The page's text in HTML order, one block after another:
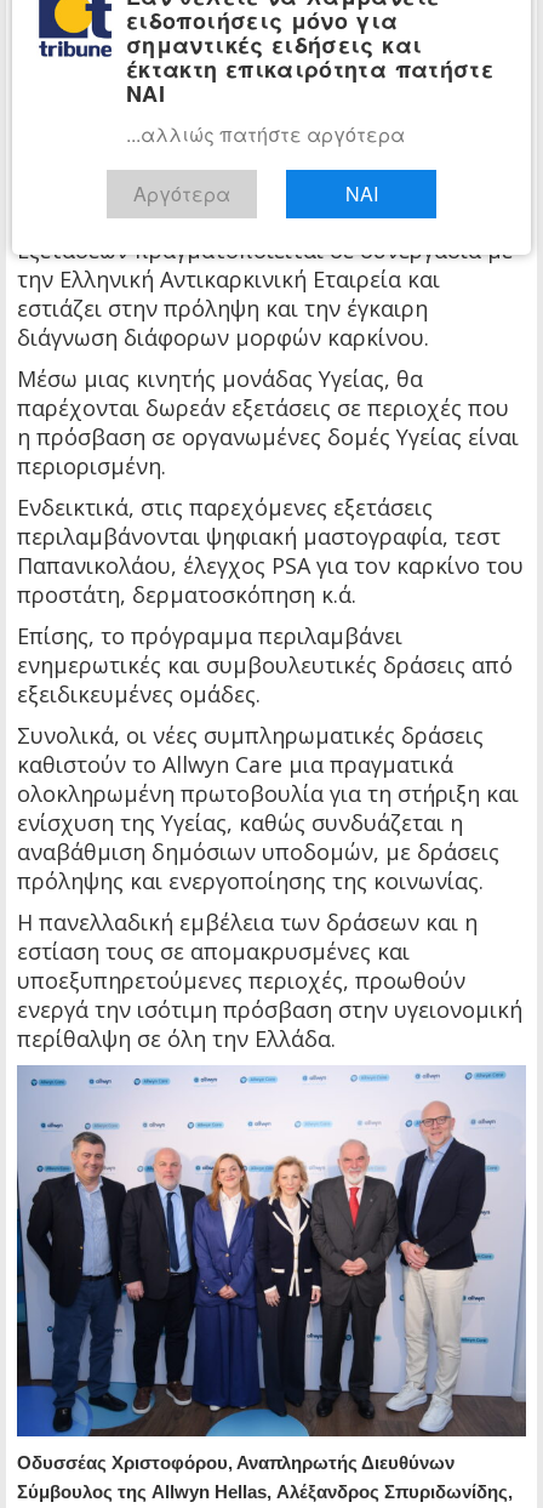
αποθεμάτων αίματος και την αύξηση των
εθελοντών δοτών μυελού των οστών. Στόχος
είναι η ενημέρωση και ευαισθητοποίηση -ιδίως
της νέας γενιάς- και η διαμόρφωση μιας
σταθερής κουλτούρας προσφοράς και
εθελοντισμού.
Το Πρόγραμμα Προληπτικών Αντικαρκινικών
Εξετάσεων πραγματοποιείται σε συνεργασία με
την Ελληνική Αντικαρκινική Εταιρεία και
εστιάζει στην πρόληψη και την έγκαιρη
διάγνωση διάφορων μορφών καρκίνου.
Μέσω μιας κινητής μονάδας Υγείας, θα
παρέχονται δωρεάν εξετάσεις σε περιοχές που
η πρόσβαση σε οργανωμένες δομές Υγείας είναι
περιορισμένη.
Ενδεικτικά, στις παρεχόμενες εξετάσεις
περιλαμβάνονται ψηφιακή μαστογραφία, τεστ
Παπανικολάου, έλεγχος PSA για τον καρκίνο του
προστάτη, δερματοσκόπηση κ.ά.
Επίσης, το πρόγραμμα περιλαμβάνει
ενημερωτικές και συμβουλευτικές δράσεις από
εξειδικευμένες ομάδες.
Συνολικά, οι νέες συμπληρωματικές δράσεις
καθιστούν το Allwyn Care μια πραγματικά
ολοκληρωμένη πρωτοβουλία για τη στήριξη και
ενίσχυση της Υγείας, καθώς συνδυάζεται η
αναβάθμιση δημόσιων υποδομών, με δράσεις
πρόληψης και ενεργοποίησης της κοινωνίας.
Η πανελλαδική εμβέλεια των δράσεων και η
εστίαση τους σε απομακρυσμένες και
υποεξυπηρετούμενες περιοχές, προωθούν
ενεργά την ισότιμη πρόσβαση στην υγειονομική
περίθαλψη σε όλη την Ελλάδα.
Οδυσσέας Χριστοφόρου, Αναπληρωτής Διευθύνων
Σύμβουλος της Allwyn Hellas, Αλέξανδρος Σπυριδωνίδης,
ειδοποιήσεις μόνο για
σημαντικές ειδήσεις και
έκτακτη επικαιρότητα πατήστε
ΝΑΙ
...αλλιώς πατήστε αργότερα
Αργότερα ΝΑΙ